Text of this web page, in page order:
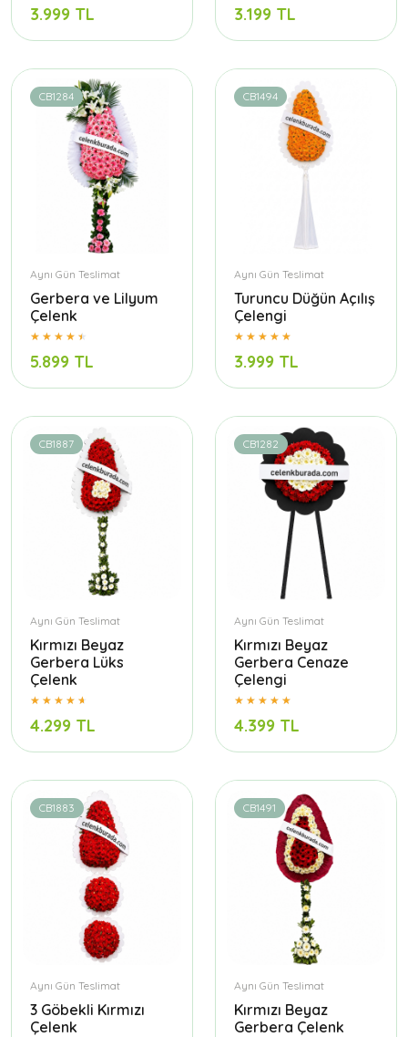
3.999 TL 3.199 TL
CB1284
Aynı Gün Teslimat
Gerbera ve Lilyum
Çelenk
5.899 TL
CB1494
Aynı Gün Teslimat
Turuncu Düğün Açılış
Çelengi
3.999 TL
CB1887
Aynı Gün Teslimat
Kırmızı Beyaz
Gerbera Lüks
Çelenk
4.299 TL
CB1282
Aynı Gün Teslimat
Kırmızı Beyaz
Gerbera Cenaze
Çelengi
4.399 TL
CB1883
Aynı Gün Teslimat
3 Göbekli Kırmızı
Çelenk
CB1491
Aynı Gün Teslimat
Kırmızı Beyaz
Gerbera Çelenk